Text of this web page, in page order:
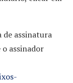
de assinatura
assinador